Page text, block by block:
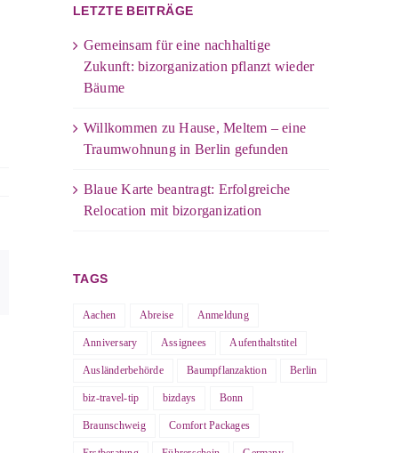
LETZTE BEITRÄGE
Gemeinsam für eine nachhaltige
Zukunft: bizorganization pflanzt wieder
Bäume
Willkommen zu Hause, Meltem – eine
Traumwohnung in Berlin gefunden
Blaue Karte beantragt: Erfolgreiche
Relocation mit bizorganization
TAGS
Aachen Abreise Anmeldung
Anniversary Assignees Aufenthaltstitel
Ausländerbehörde Baumpflanzaktion Berlin
biz-travel-tip bizdays Bonn
Braunschweig Comfort Packages